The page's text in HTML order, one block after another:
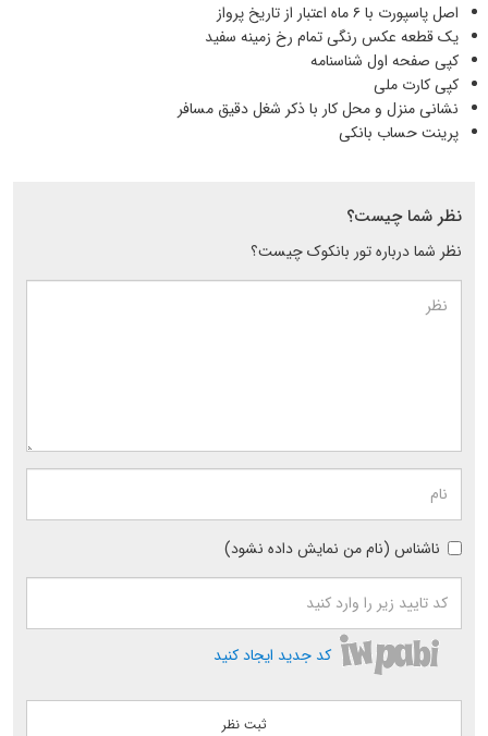
اصل پاسپورت با ۶ ماه اعتبار از تاریخ پرواز
یک قطعه عکس رنگی تمام رخ زمینه سفید
کپی صفحه اول شناسنامه
کپی کارت ملی
نشانی منزل و محل کار با ذکر شغل دقیق مسافر
پرینت حساب بانکی
نظر شما چیست؟
نظر شما درباره تور بانکوک چیست؟
ناشناس (نام من نمایش داده نشود)
کد جدید ایجاد کنید